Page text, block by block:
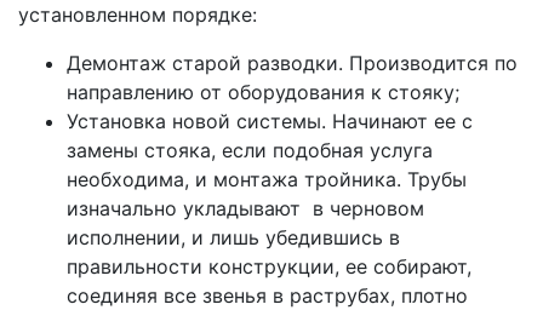
установленном порядке:
Демонтаж старой разводки. Производится по
направлению от оборудования к стояку;
Установка новой системы. Начинают ее с
замены стояка, если подобная услуга
необходима, и монтажа тройника. Трубы
изначально укладывают в черновом
исполнении, и лишь убедившись в
правильности конструкции, ее собирают,
соединяя все звенья в раструбах, плотно